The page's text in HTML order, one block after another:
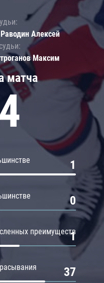
матча
1
0
преимуществ
1
37
Алексей
Максим